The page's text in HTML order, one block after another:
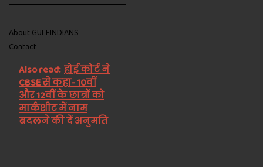
About GULFINDIANS
Contact
Also read: होई कोर्ट ने
CBSE से कहा- 10वीं
और 12वीं के छात्रों को
मार्कशीट में नाम
बदलने की दें अनुमति